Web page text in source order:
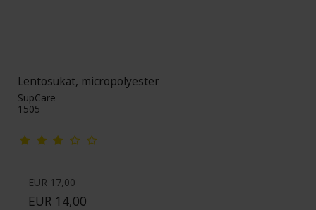
Lentosukat, micropolyester
SupCare
1505
EUR 17,00
EUR 14,00